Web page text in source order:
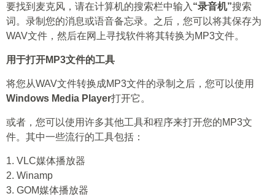
要找到麦克风，请在计算机的搜索栏中输入 “录音机”搜索
词。录制您的消息或语音备忘录。之后，您可以将其保存为
WAV文件，然后在网上寻找软件将其转换为MP3文件。
用于打开MP3文件的工具
将您从WAV文件转换成MP3文件的录制之后，您可以使用
Windows Media Player打开它。
或者，您可以使用许多其他工具和程序来打开您的MP3文
件。其中一些流行的工具包括：
1. VLC媒体播放器
2. Winamp
3. GOM媒体播放器